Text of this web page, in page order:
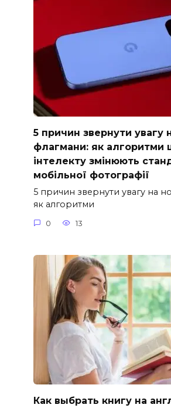
5 причин звернути увагу
флагмани: як алгоритми
інтелекту змінюють
мобільної фотографії
5 причин звернути увагу на
як алгоритми
0 13
Как выбрать книгу на